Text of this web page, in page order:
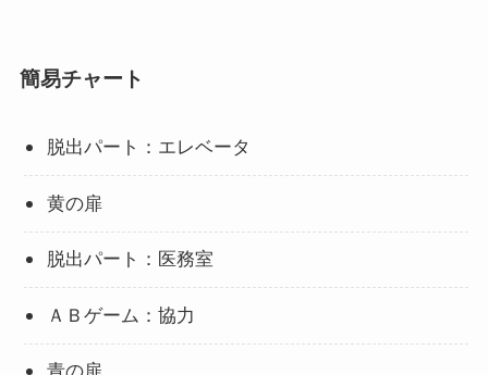
簡易チャート
脱出パート：エレベータ
黄の扉
脱出パート：医務室
ＡＢゲーム：協力